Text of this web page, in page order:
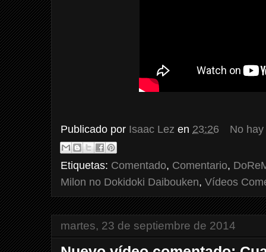
Publicado por Isaac Lez en 23:26 No
Etiquetas: Comentado, Comentario,
Milon no Dokidoki Daibouken, Vídeos
martes, 23 de septiembre de 2014